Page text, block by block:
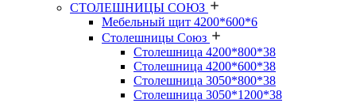
СТОЛЕШНИЦЫ СОЮЗ
Мебельный щит 4200*600*6
Столешницы Союз
Столешница 4200*800*38
Столешница 4200*600*38
Столешница 3050*800*38
Столешница 3050*1200*38